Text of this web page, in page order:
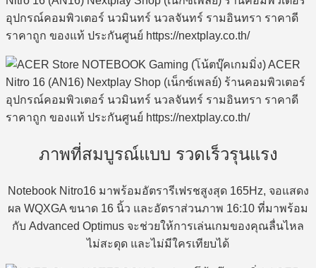
ภาพที่สมบูรณ์แบบ รวดเร็วรุนแรง
Notebook Nitro16 มาพร้อมอัตรารีเฟรชสูงสุด 165Hz, จอแสดง
ผล WQXGA ขนาด 16 นิ้ว และอัตราส่วนภาพ 16:10 ที่มาพร้อม
กับ Advanced Optimus จะช่วยให้การเล่นเกมของคุณลื่นไหล
ไม่สะดุด และไม่มีใครเทียบได้